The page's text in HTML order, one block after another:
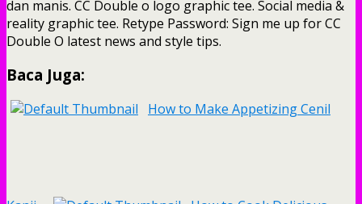
dan manis. CC Double o logo graphic tee. Social media &
reality graphic tee. Retype Password: Sign me up for CC
Double O latest news and style tips.
Baca Juga:
How to Make Appetizing Cenil